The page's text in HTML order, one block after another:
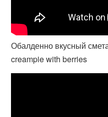
Обалденно вкусный
creampie with berries